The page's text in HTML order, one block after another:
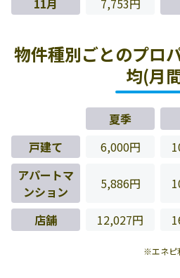
11月
7,753円
物件種別ごとのプロ
均(月
夏季
戸建て
6,000円
アパートマ
ンション
5,886円
店舗 12,027円
※エネピ